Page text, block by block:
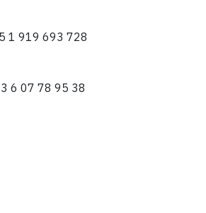
1 919 693 728
6 07 78 95 38